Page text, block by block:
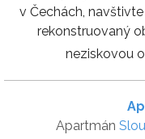
v Čechách,
rekonstruovaný
neziskovou
Apartmán